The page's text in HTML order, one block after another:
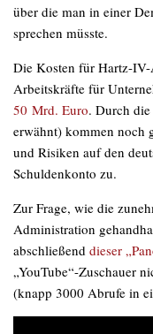
über die man in einer
sprechen müsste.
Die Kosten für Hartz-
Arbeitskräfte für
50 Mrd. Euro. Durch
erwähnt) kommen noch
und Risiken auf den
Schuldenkonto zu.
Zur Frage, wie die
Administration
abschließend dieser
„YouTube“-Zuschauer
(knapp 3000 Abrufe in